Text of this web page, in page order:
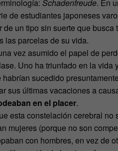
Schadenfreude. En
de estudiantes japoneses
de un tipo sin suerte que
las parcelas de su vida.
vez asumido el papel de
Uno ha triunfado en la vida
sucedido
sus últimas vacaciones a
en el placer.
esta constelación cerebral
mujeres (porque no son
con hombres, en vez de